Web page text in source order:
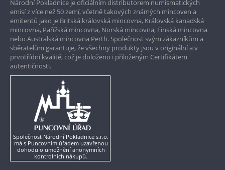
Pouze originální produkty
Národní Pokladnice je oficiálním distributorem numismatických
emisí z více než 50 zemí, včetně takových známých mincoven a
emitentů jako je Britská královská mincovna, Královská kanadská
mincovna, Pařížská mincovna, Norská mincovna, Finská mincovna
nebo Australská mincovna Perth. Společnost svým zákazníkům a
sběratelům garantuje, že všechny produkty jsou v originální a v
prvotřídní kvalitě, což je doloženo i přiloženým Certifikátem
autentičnosti.
Společnost Národní Pokladnice s.r.o.
má s Puncovním úřadem uzavřenou
dohodu o umožnění anonymních
kontrolních nákupů.